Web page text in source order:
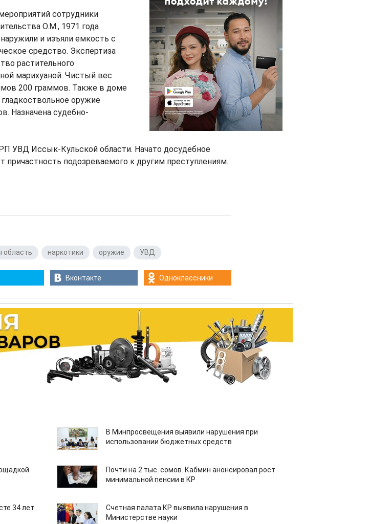
сотрудники
О.М., 1971 года
и изъяли емкость с
средство. Экспертиза
растительного
марихуаной. Чистый вес
200 граммов. Также в доме
оружие
Назначена судебно-
УВД Иссык-Кульской области. Начато досудебное
причастность подозреваемого к другим преступлениям.
область наркотики оружие УВД
Вконтакте Одноклассники
В Минпросвещения выявили нарушения при
использовании бюджетных средств
Почти на 2 тыс. сомов. Кабмин анонсировал рост
минимальной пенсии в КР
34 лет
Счетная палата КР выявила нарушения в
Министерстве науки